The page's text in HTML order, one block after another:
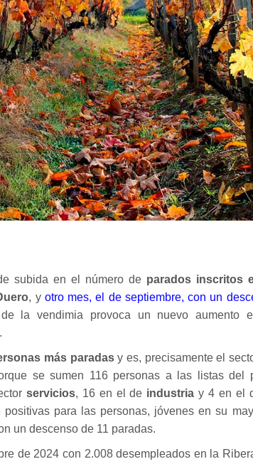
subida en el número deparados inscritos
, y otro mes, el de septiembre, con un
la vendimia provoca un nuevo aumento
más paradasy es, precisamente el
se sumen 116 personas a las listas del
servicios, 16 en el de industria y 4 en el
para las personas, jóvenes en su
un descenso de 11 paradas.
de 2024 con 2.008 desempleados en la